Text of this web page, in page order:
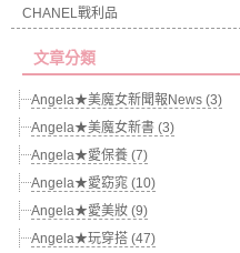
CHANEL戰利品
文章分類
Angela★美魔女新聞報News (3)
Angela★美魔女新書 (3)
Angela★愛保養 (7)
Angela★愛窈窕 (10)
Angela★愛美妝 (9)
Angela★玩穿搭 (47)